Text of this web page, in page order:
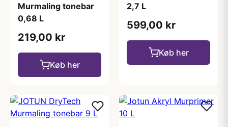
Murmaling tonebar
0,68 L
219,00 kr
Køb her
2,7 L
599,00 kr
Køb her